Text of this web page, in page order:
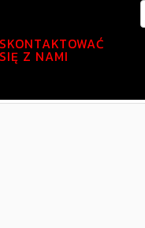
SKONTAKTOWAĆ
SIĘ Z NAMI